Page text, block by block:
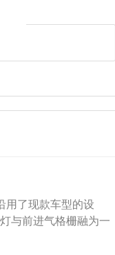
用了现款车型的设
与前进气格栅融为一
，因此并没有配备前